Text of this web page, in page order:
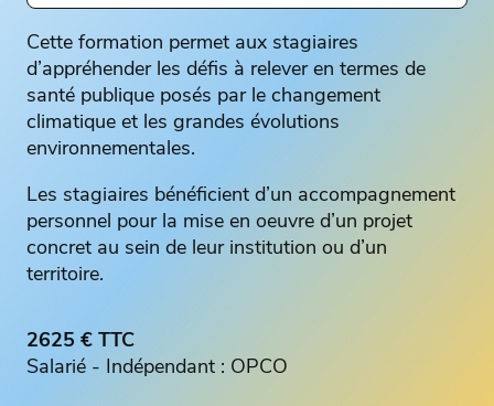
Cette formation permet aux stagiaires
d’appréhender les défis à relever en termes de
santé publique posés par le changement
climatique et les grandes évolutions
environnementales.
Les stagiaires bénéficient d’un accompagnement
personnel pour la mise en oeuvre d’un projet
concret au sein de leur institution ou d’un
territoire.
2625 € TTC
Salarié - Indépendant : OPCO